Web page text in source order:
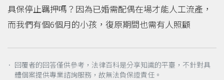
具保停止羈押嗎？因為已婚需配偶在場才能人工流產，
而我們有個6個月的小孩，復原期間也需有人照顧
． 回覆者的回答僅供參考，法律百科是分享知識的平臺，不針對具
體個案提供專業諮詢服務，故無法負保證責任。